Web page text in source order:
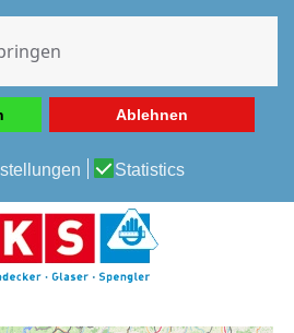
Website zu ermöglichen.
Bestimmungen
Ablehnen
Statistics